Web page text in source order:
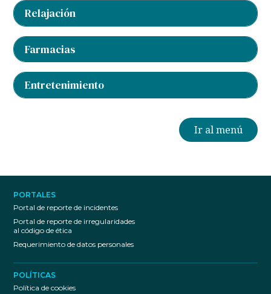
+593 (4) 2169025 2169024 2169016
Sitio web
+593 (4) 2169025
Sitio web
+593 (9) 90090613
+593 (4) 6019633
+593 (9) 97308872
+593 (4) 3720900 ext. 68026
+593 (9) 58917309
Relajación
Farmacias
Entretenimiento
Ir al menú
PORTALES
Portal de reporte de incidentes
Portal de reporte de irregularidades
al código de ética
Requerimiento de datos personales
POLÍTICAS
Política de cookies